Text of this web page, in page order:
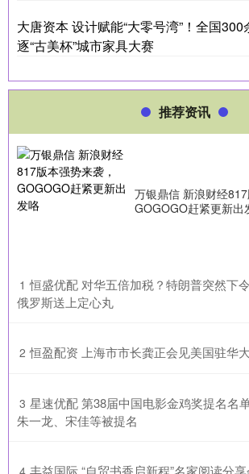
大唐资本 设计赋能“大零号湾”！全国
逐“古美杯”城市家具大赛
推荐资讯
万银鼎信 新浪财经817
GOGOGO赶紧更新出
1 恒盛优配 对华五倍加税？特朗普突然下
俄罗斯送上定心丸
2 恒盈配资 上海市市长龚正会见美国驻华
3 星速优配 第38届中国电影金鸡奖提名名
朱一龙、宋佳等被提名
4 丰益国际 “自贸书香启新程”名家阅读分